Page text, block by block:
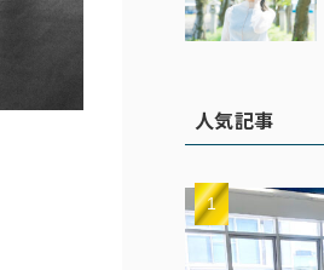
人気記事